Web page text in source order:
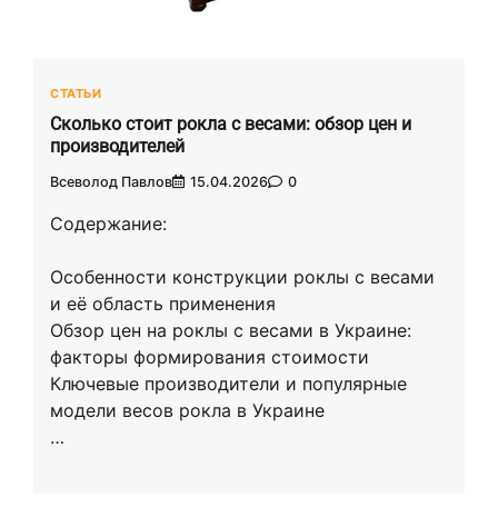
СТАТЬИ
Сколько стоит рокла с весами: обзор цен и
производителей
Всеволод Павлов 15.04.2026 0
Содержание:
Особенности конструкции роклы с весами
и её область применения
Обзор цен на роклы с весами в Украине:
факторы формирования стоимости
Ключевые производители и популярные
модели весов рокла в Украине
…